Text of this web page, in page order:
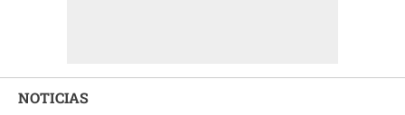
NOTICIAS